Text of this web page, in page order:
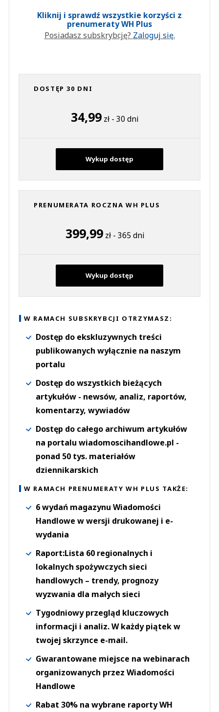
Kliknij i sprawdź wszystkie korzyści z
prenumeraty WH Plus
Posiadasz subskrybcję? Zaloguj się.
DOSTĘP 30 DNI
34,99 zł - 30 dni
Wykup dostęp
PRENUMERATA ROCZNA WH PLUS
399,99zł - 365 dni
Wykup dostęp
W RAMACH SUBSKRYBCJI OTRZYMASZ:
Dostęp do ekskluzywnych treści
publikowanych wyłącznie na naszym
portalu
Dostęp do wszystkich bieżących
artykułów - newsów, analiz, raportów,
komentarzy, wywiadów
Dostęp do całego archiwum artykułów
na portalu wiadomoscihandlowe.pl -
ponad 50 tys. materiałów
dziennikarskich
W RAMACH PRENUMERATY WH PLUS TAKŻE:
6 wydań magazynu Wiadomości
Handlowe w wersji drukowanej i e-
wydania
Raport:Lista 60 regionalnych i
lokalnych spożywczych sieci
handlowych – trendy, prognozy
wyzwania dla małych sieci
Tygodniowy przegląd kluczowych
informacji i analiz. W każdy piątek w
twojej skrzynce e-mail.
Gwarantowane miejsce na webinarach
organizowanych przez Wiadomości
Handlowe
Rabat 30% na wybrane raporty WH